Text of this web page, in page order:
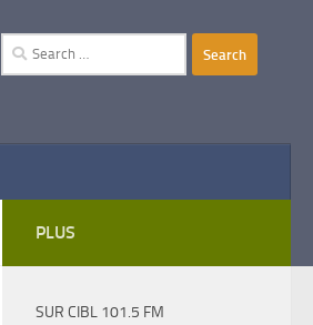
Search
for:
PLUS
SUR CIBL 101.5 FM